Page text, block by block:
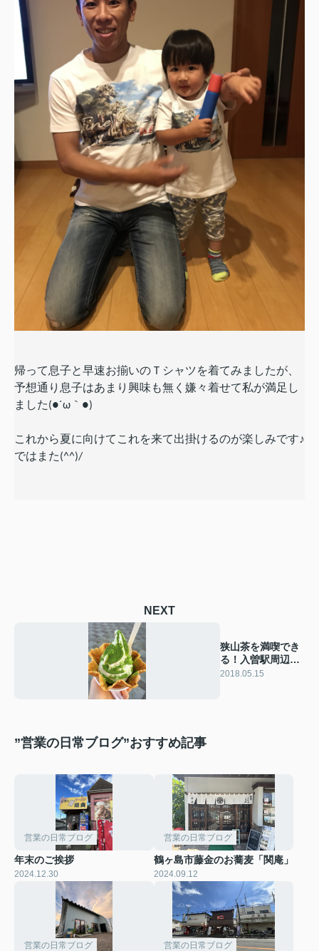
帰って息子と早速お揃いのＴシャツを着てみましたが、
予想通り息子はあまり興味も無く嫌々着せて私が満足し
ました(●´ω｀●)
これから夏に向けてこれを来て出掛けるのが楽しみです♪
ではまた(^^)/
NEXT
狭山茶を満喫でき
る！入曽駅周辺の
おすすめスポット
2018.05.15
”営業の日常ブログ”おすすめ記事
営業の日常ブログ
年末のご挨拶
2024.12.30
営業の日常ブログ
鶴ヶ島市藤金のお蕎麦「関庵」
2024.09.12
営業の日常ブログ 営業の日常ブログ